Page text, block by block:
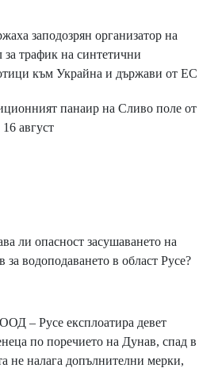
заподозрян организатор на
за трафик на синтетични
към Украйна и държави от ЕС
панаир на Сливо поле от
август
ли опасност засушаването на
за водоподаването в област Русе?
– Русе експлоатира девет
по поречието на Дунав, спад в
не налага допълнителни мерки,